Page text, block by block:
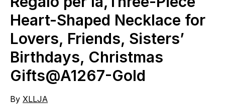
Heart-Shaped Necklace for
Lovers, Friends, Sisters’
Birthdays, Christmas
Gifts@A1267-Gold
By XLLJA